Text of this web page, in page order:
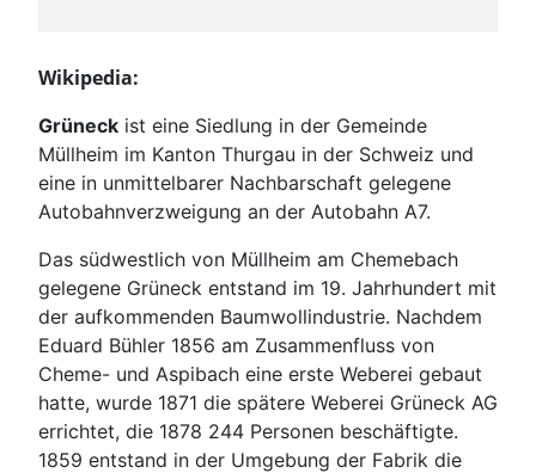
Wikipedia:
Grüneck ist eine Siedlung in der Gemeinde
Müllheim im Kanton Thurgau in der Schweiz und
eine in unmittelbarer Nachbarschaft gelegene
Autobahnverzweigung an der Autobahn A7.
Das südwestlich von Müllheim am Chemebach
gelegene Grüneck entstand im 19. Jahrhundert mit
der aufkommenden Baumwollindustrie. Nachdem
Eduard Bühler 1856 am Zusammenfluss von
Cheme- und Aspibach eine erste Weberei gebaut
hatte, wurde 1871 die spätere Weberei Grüneck AG
errichtet, die 1878 244 Personen beschäftigte.
1859 entstand in der Umgebung der Fabrik die